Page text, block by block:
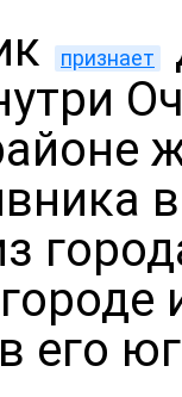
признает
его